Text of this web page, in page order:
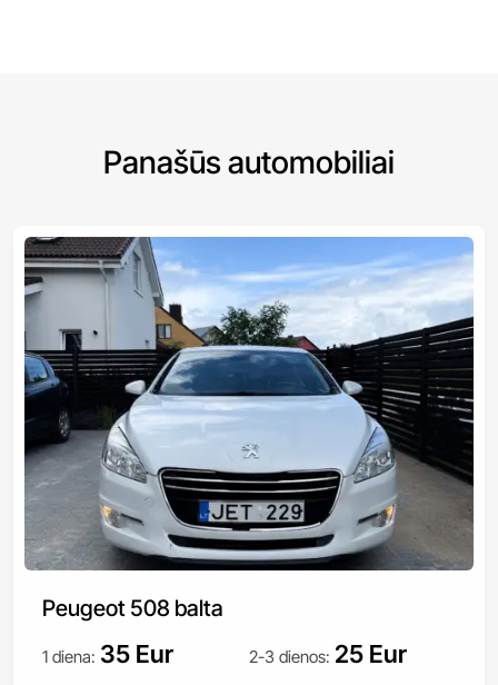
Panašūs automobiliai
Peugeot 508 balta
1 diena: 35 Eur 2-3 dienos: 25 Eur